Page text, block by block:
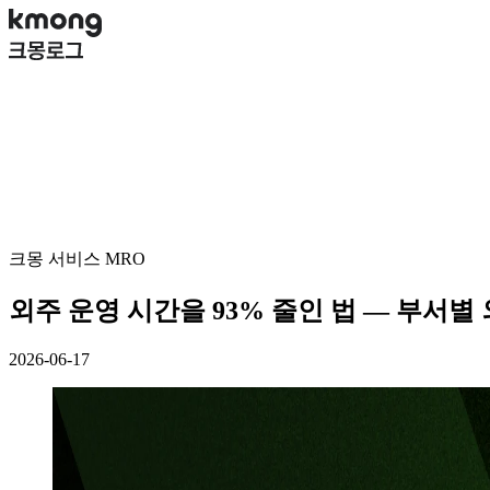
크몽 서비스 MRO
외주 운영 시간을 93% 줄인 법 — 부서별
2026-06-17